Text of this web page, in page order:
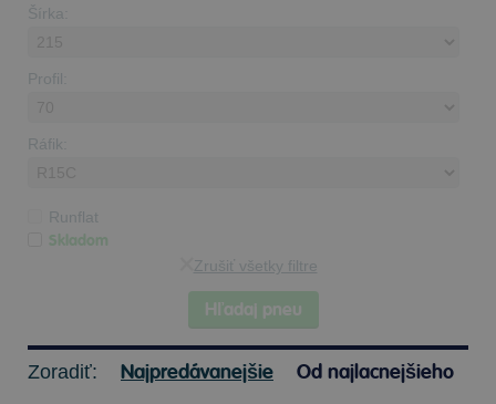
Šírka:
Profil:
Ráfik:
Runflat
Skladom
Zrušiť všetky filtre
Hľadaj pneu
Zoradiť: Najpredávanejšie Od najlacnejšieho